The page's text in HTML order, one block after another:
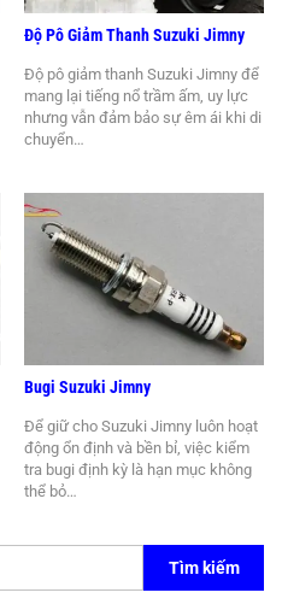
Độ Pô Giảm Thanh Suzuki Jimny
Độ pô giảm thanh Suzuki Jimny để
mang lại tiếng nổ trầm ấm, uy lực
nhưng vẫn đảm bảo sự êm ái khi di
chuyển…
Bugi Suzuki Jimny
Để giữ cho Suzuki Jimny luôn hoạt
động ổn định và bền bỉ, việc kiểm
tra bugi định kỳ là hạn mục không
thể bỏ…
Tìm kiếm